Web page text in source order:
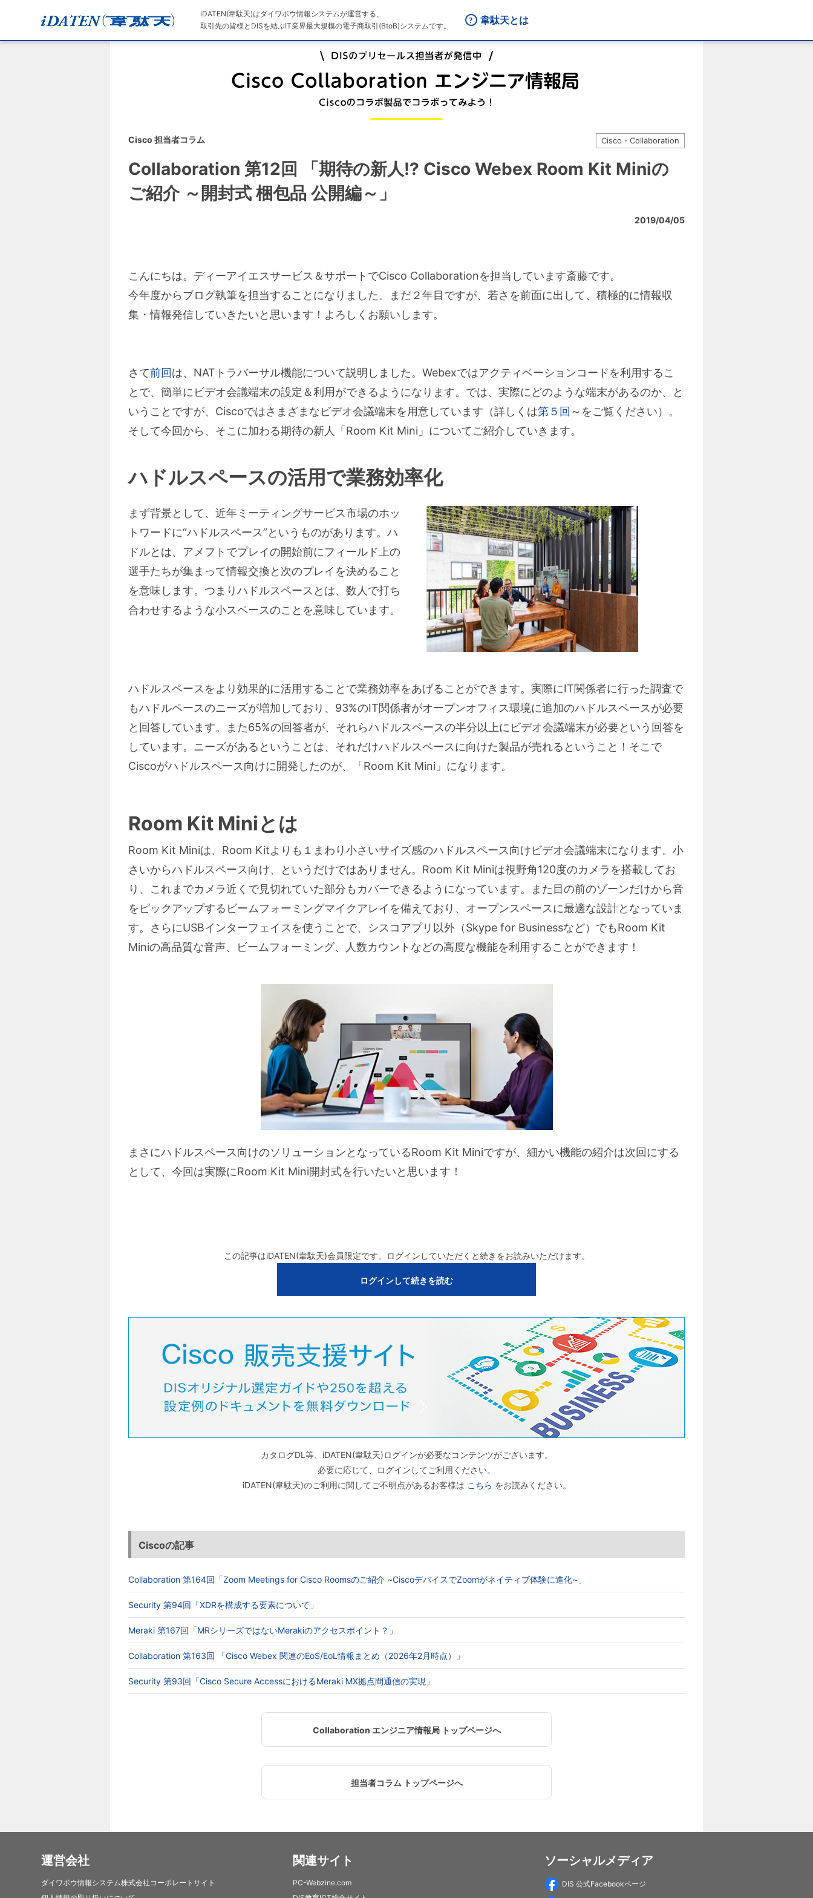
iDATEN(韋駄天)はダイワボウ情報システムが運営する、
取引先の皆様とDISを結ぶIT業界最大規模の電子商取引(BtoB)システムです。
韋駄天とは
Cisco 担当者コラム Cisco・Collaboration
Collaboration 第12回 「期待の新人!? Cisco Webex Room Kit Miniの
ご紹介 ～開封式 梱包品 公開編～」
2019/04/05
こんにちは。ディーアイエスサービス＆サポートでCisco Collaborationを担当しています斎藤です。
今年度からブログ執筆を担当することになりました。まだ２年目ですが、若さを前面に出して、積極的に情報収
集・情報発信していきたいと思います！よろしくお願いします。
さて前回は、NATトラバーサル機能について説明しました。Webexではアクティベーションコードを利用するこ
とで、簡単にビデオ会議端末の設定＆利用ができるようになります。では、実際にどのような端末があるのか、と
いうことですが、Ciscoではさまざまなビデオ会議端末を用意しています（詳しくは第５回～ をご覧ください）。
そして今回から、そこに加わる期待の新人「Room Kit Mini」についてご紹介していきます。
ハドルスペースの活用で業務効率化
まず背景として、近年ミーティングサービス市場のホッ
トワードに“ハドルスペース”というものがあります。ハ
ドルとは、アメフトでプレイの開始前にフィールド上の
選手たちが集まって情報交換と次のプレイを決めること
を意味します。つまりハドルスペースとは、数人で打ち
合わせするような小スペースのことを意味しています。
ハドルスペースをより効果的に活用することで業務効率をあげることができます。実際にIT関係者に行った調査で
もハドルペースのニーズが増加しており、93%のIT関係者がオープンオフィス環境に追加のハドルスペースが必要
と回答しています。また65%の回答者が、それらハドルスペースの半分以上にビデオ会議端末が必要という回答を
しています。ニーズがあるということは、それだけハドルスペースに向けた製品が売れるということ！そこで
Ciscoがハドルスペース向けに開発したのが、「Room Kit Mini」になります。
Room Kit Miniとは
Room Kit Miniは、Room Kitよりも１まわり小さいサイズ感のハドルスペース向けビデオ会議端末になります。小
さいからハドルスペース向け、というだけではありません。Room Kit Miniは視野角120度のカメラを搭載してお
り、これまでカメラ近くで見切れていた部分もカバーできるようになっています。また目の前のゾーンだけから音
をピックアップするビームフォーミングマイクアレイを備えており、オープンスペースに最適な設計となっていま
す。さらにUSBインターフェイスを使うことで、シスコアプリ以外（Skype for Businessなど）でもRoom Kit
Miniの高品質な音声、ビームフォーミング、人数カウントなどの高度な機能を利用することができます！
まさにハドルスペース向けのソリューションとなっているRoom Kit Miniですが、細かい機能の紹介は次回にする
として、今回は実際にRoom Kit Mini開封式を行いたいと思います！
この記事はiDATEN(韋駄天)会員限定です。ログインしていただくと続きをお読みいただけます。
ログインして続きを読む
カタログDL等、iDATEN(韋駄天)ログインが必要なコンテンツがございます。
必要に応じて、ログインしてご利用ください。
iDATEN(韋駄天)のご利用に関してご不明点があるお客様は こちら をお読みください。
Ciscoの記事
Collaboration 第164回「Zoom Meetings for Cisco Roomsのご紹介 ~CiscoデバイスでZoomがネイティブ体験に進化~」
Security 第94回「XDRを構成する要素について」
Meraki 第167回「MRシリーズではないMerakiのアクセスポイント？」
Collaboration 第163回 「Cisco Webex 関連のEoS/EoL情報まとめ（2026年2月時点）」
Security 第93回「Cisco Secure AccessにおけるMeraki MX拠点間通信の実現」
Collaboration エンジニア情報局 トップページへ
担当者コラム トップページへ
運営会社
ダイワボウ情報システム株式会社コーポレートサイト
関連サイト
PC-Webzine.com
ソーシャルメディア
DIS 公式Facebookページ